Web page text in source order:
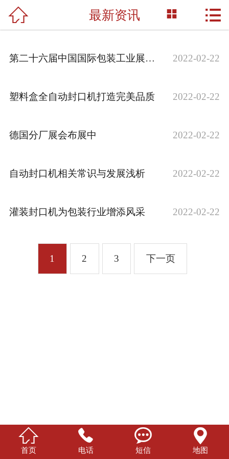
网站首页
新闻资讯
技术支持
 最新资讯  
第二十六届中国国际包装工业展览会 2022-02-22
塑料盒全自动封口机打造完美品质 2022-02-22
德国分厂展会布展中 2022-02-22
自动封口机相关常识与发展浅析 2022-02-22
灌装封口机为包装行业增添风采 2022-02-22
1 2 3 下一页

首页

电话

短信

地图